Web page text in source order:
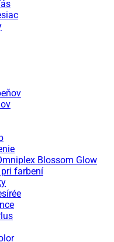
Blossom Glow
farbení